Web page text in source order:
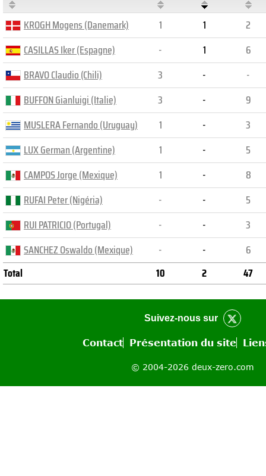
KROGH Mogens (Danemark)
CASILLAS Iker (Espagne)
BRAVO Claudio (Chili)
BUFFON Gianluigi (Italie)
MUSLERA Fernando (Uruguay)
LUX German (Argentine)
CAMPOS Jorge (Mexique)
RUFAI Peter (Nigéria)
RUI PATRICIO (Portugal)
SANCHEZ Oswaldo (Mexique)
Total
1 1
2
-
1
6
3
-
-
3
-
9
1
-
3
1
-
5
1
-
8
-
-
5
-
-
3
-
-
6
10
2 47
Suivez-nous sur
Contact Présentation du site
© 2004-2026 deux-zero.com